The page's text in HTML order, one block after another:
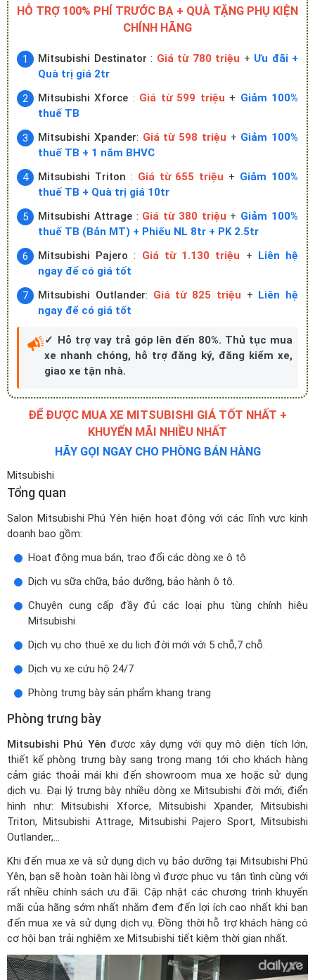
HỖ TRỢ 100% PHÍ TRƯỚC BẠ + QUÀ TẶNG PHỤ KIỆN
CHÍNH HÃNG
Mitsubishi Destinator : Giá từ 780 triệu + Ưu đãi +
Quà trị giá 2tr
Mitsubishi Xforce : Giá từ 599 triệu + Giảm 100%
thuế TB
Mitsubishi Xpander: Giá từ 598 triệu + Giảm 100%
thuế TB + 1 năm BHVC
Mitsubishi Triton : Giá từ 655 triệu + Giảm 100%
thuế TB + Quà trị giá 10tr
Mitsubishi Attrage : Giá từ 380 triệu + Giảm 100%
thuế TB (Bản MT) + Phiếu NL 8tr + PK 2.5tr
Mitsubishi Pajero: Giá từ 1.130 triệu + Liên hệ
ngay để có giá tốt
Mitsubishi Outlander: Giá từ 825 triệu + Liên hệ
ngay để có giá tốt
✓ Hỗ trợ vay trả góp lên đến 80%. Thủ tục mua
xe nhanh chóng, hỗ trợ đăng ký, đăng kiểm xe,
giao xe tận nhà.
ĐỂ ĐƯỢC MUA XE MITSUBISHI GIÁ TỐT NHẤT +
KHUYẾN MÃI NHIỀU NHẤT
HÃY GỌI NGAY CHO PHÒNG BÁN HÀNG
Mitsubishi
Tổng quan
Salon Mitsubishi Phú Yên hiện hoạt động với các lĩnh vực kinh
doanh bao gồm:
Hoạt động mua bán, trao đổi các dòng xe ô tô
Dịch vụ sữa chữa, bảo dưỡng, bảo hành ô tô.
Chuyên cung cấp đầy đủ các loại phụ tùng chính hiệu
Mitsubishi
Dịch vụ cho thuê xe du lich đời mới với 5 chỗ,7 chỗ.
Dịch vụ xe cứu hộ 24/7
Phòng trưng bày sản phẩm khang trang
Phòng trưng bày
Mitsubishi Phú Yên được xây dựng với quy mô diện tích lớn,
thiết kế phòng trưng bày sang trọng mang tới cho khách hàng
cảm giác thoải mái khi đến showroom mua xe hoặc sử dụng
dịch vụ. Đại lý trưng bày nhiều dòng xe Mitsubishi đời mới, điển
hình như: Mitsubishi Xforce, Mitsubishi Xpander, Mitsubishi
Triton, Mitsubishi Attrage, Mitsubishi Pajero Sport, Mitsubishi
Outlander,...
Khi đến mua xe và sử dụng dịch vụ bảo dưỡng tại Mitsubishi Phú
Yên, bạn sẽ hoàn toàn hài lòng vì được phục vụ tận tình cùng với
rất nhiều chính sách ưu đãi. Cập nhật các chương trình khuyến
mãi của hãng sớm nhất nhằm đem đến lợi ích cao nhất khi bạn
đến mua xe và sử dụng dịch vụ. Đồng thời hỗ trợ khách hàng có
cơ hội bạn trải nghiệm xe Mitsubishi tiết kiệm thời gian nhất.